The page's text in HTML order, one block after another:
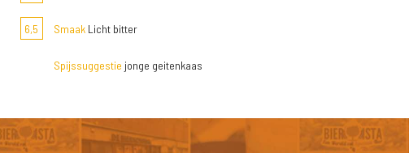
6,5 SmaakLicht bitter
Spijssuggestie jonge geitenkaas